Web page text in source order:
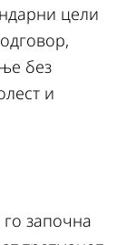
цели
без
и
започна